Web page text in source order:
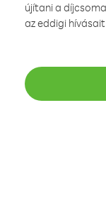
újítani a
az eddigi